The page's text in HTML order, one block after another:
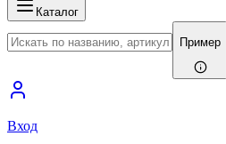
Каталог
Пример
Вход